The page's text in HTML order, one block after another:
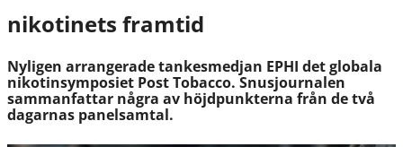
nikotinets framtid
Nyligen arrangerade tankesmedjan EPHI det globala
nikotinsymposiet Post Tobacco. Snusjournalen
sammanfattar några av höjdpunkterna från de två
dagarnas panelsamtal.